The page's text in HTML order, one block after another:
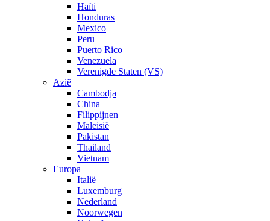
Haïti
Honduras
Mexico
Peru
Puerto Rico
Venezuela
Verenigde Staten (VS)
Azië
Cambodja
China
Filippijnen
Maleisië
Pakistan
Thailand
Vietnam
Europa
Italië
Luxemburg
Nederland
Noorwegen